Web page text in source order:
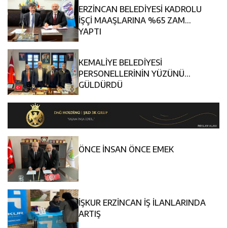
ERZİNCAN BELEDİYESİ KADROLU
İŞÇİ MAAŞLARINA %65 ZAM
YAPTI
KEMALİYE BELEDİYESİ
PERSONELLERİNİN YÜZÜNÜ
GÜLDÜRDÜ
ÖNCE İNSAN ÖNCE EMEK
İŞKUR ERZİNCAN İŞ İLANLARINDA
ARTIŞ